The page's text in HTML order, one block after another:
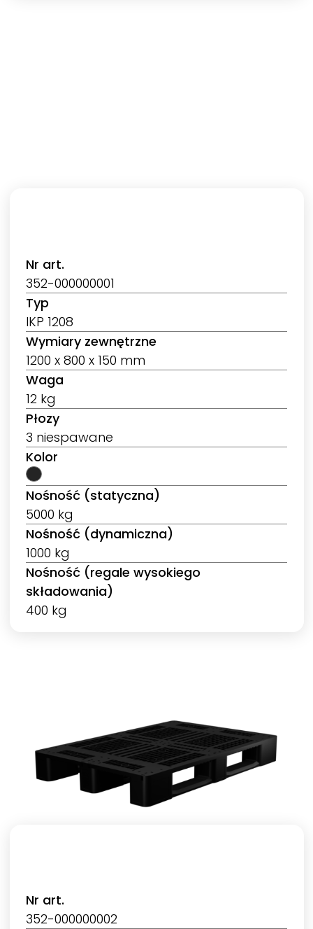
Nr art.
352-000000001
Typ
IKP 1208
Wymiary zewnętrzne
1200 x 800 x 150 mm
Waga
12 kg
Płozy
3 niespawane
Kolor
Nośność (statyczna)
5000 kg
Nośność (dynamiczna)
1000 kg
Nośność (regale wysokiego
składowania)
400 kg
Nr art.
352-000000002